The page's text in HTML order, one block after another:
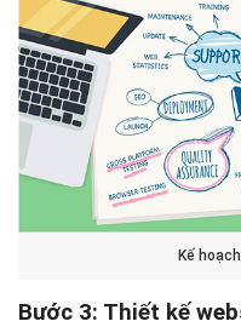
Kế
Bước 3: Thiết kế